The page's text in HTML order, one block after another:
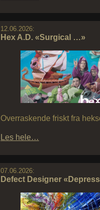
12.06.2026:
Hex A.D. «Surgical …»
Overraskende friskt fra
Les hele…
07.06.2026:
Defect Designer